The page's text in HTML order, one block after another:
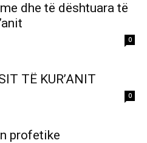
dhe të dështuara të
0
TË KUR’ANIT
0
profetike